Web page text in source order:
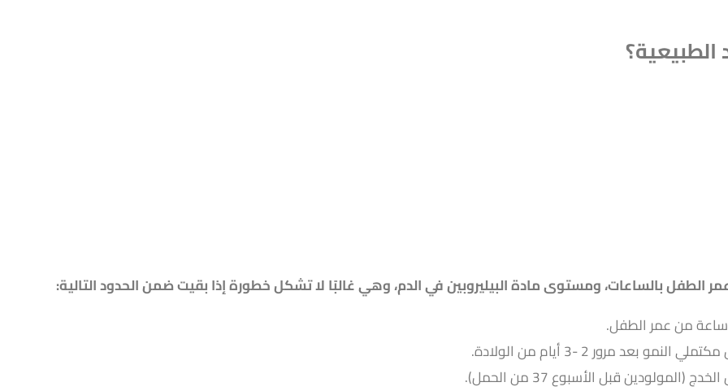
الطفل بالساعات، ومستوى مادة البيليروبين في الدم، وهي غالبًا لا تشكل خطورة إذا بقيت ضمن الحدود التالية:
النمو بعد مرور 2 -3 أيام من الولادة.
(المولودين قبل الأسبوع 37 من الحمل).